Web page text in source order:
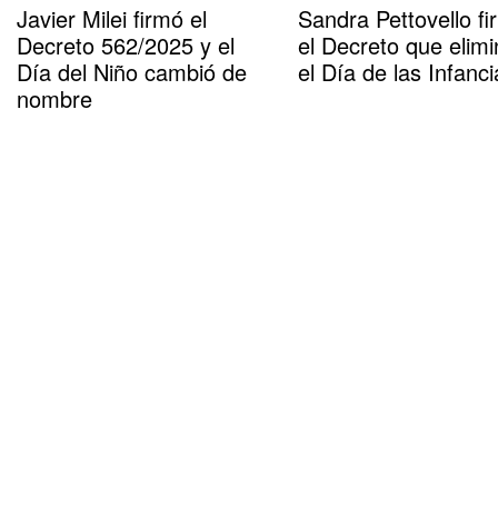
Javier Milei firmó el
Decreto 562/2025 y el
Día del Niño cambió de
nombre
Sandra Pettovello
el Decreto que
el Día de las